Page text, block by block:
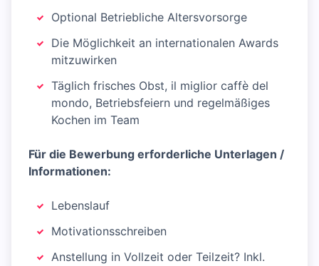
Optional Betriebliche Altersvorsorge
Die Möglichkeit an internationalen Awards
mitzuwirken
Täglich frisches Obst, il miglior caffè del
mondo, Betriebsfeiern und regelmäßiges
Kochen im Team
Für die Bewerbung erforderliche Unterlagen /
Informationen:
Lebenslauf
Motivationsschreiben
Anstellung in Vollzeit oder Teilzeit? Inkl.